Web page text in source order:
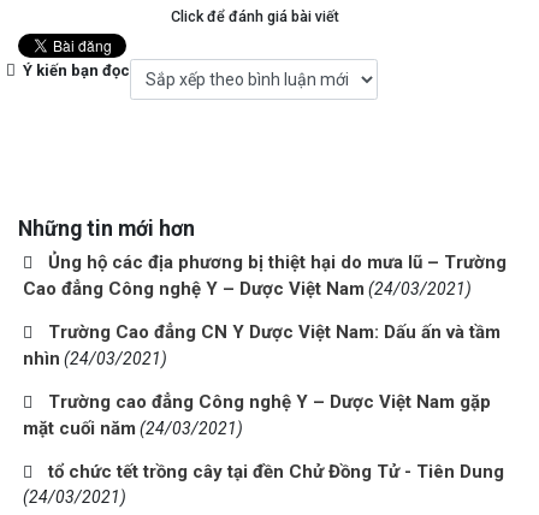
Click để đánh giá bài viết
Ý kiến bạn đọc
Những tin mới hơn
Ủng hộ các địa phương bị thiệt hại do mưa lũ – Trường
Cao đẳng Công nghệ Y – Dược Việt Nam (24/03/2021)
Trường Cao đẳng CN Y Dược Việt Nam: Dấu ấn và tầm
nhìn (24/03/2021)
Trường cao đẳng Công nghệ Y – Dược Việt Nam gặp
mặt cuối năm (24/03/2021)
tổ chức tết trồng cây tại đền Chử Đồng Tử - Tiên Dung
(24/03/2021)